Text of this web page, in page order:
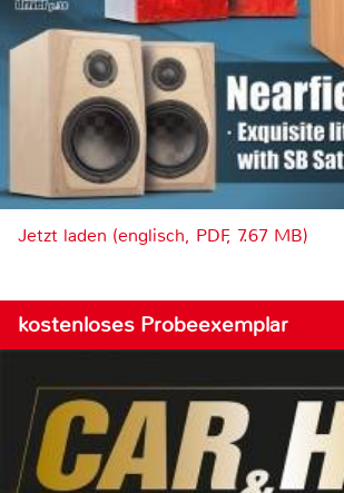
Jetzt laden (englisch, PDF, 7.67 MB)
kostenloses Probeexemplar